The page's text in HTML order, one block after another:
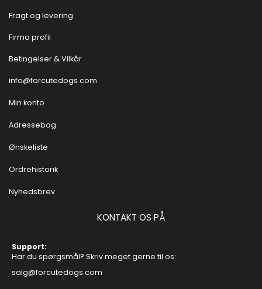
Fragt og levering
Firma profil
Betingelser & Vilkår
info@forcutedogs.com
Min konto
Adressebog
Ønskeliste
Ordrehistorik
Nyhedsbrev
KONTAKT OS PÅ
Support:
Har du spørgsmål? Skriv meget gerne til os:
salg@forcutedogs.com